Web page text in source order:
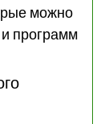
можно
программ